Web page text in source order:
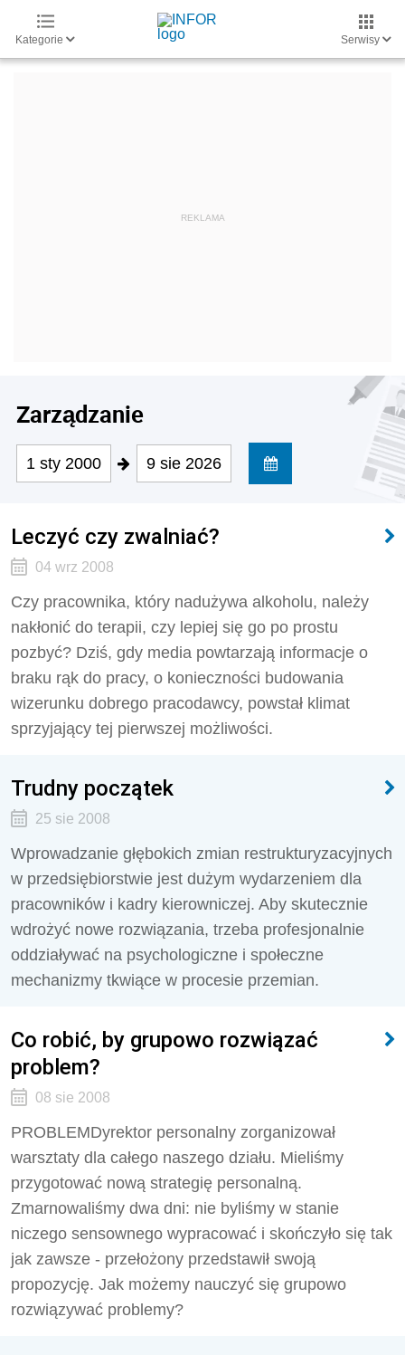
Kategorie Serwisy
Zarządzanie
1 sty 2000 9 sie 2026
Leczyć czy zwalniać?
04 wrz 2008
Czy pracownika, który nadużywa alkoholu, należy
nakłonić do terapii, czy lepiej się go po prostu
pozbyć? Dziś, gdy media powtarzają informacje o
braku rąk do pracy, o konieczności budowania
wizerunku dobrego pracodawcy, powstał klimat
sprzyjający tej pierwszej możliwości.
Trudny początek
25 sie 2008
Wprowadzanie głębokich zmian restrukturyzacyjnych
w przedsiębiorstwie jest dużym wydarzeniem dla
pracowników i kadry kierowniczej. Aby skutecznie
wdrożyć nowe rozwiązania, trzeba profesjonalnie
oddziaływać na psychologiczne i społeczne
mechanizmy tkwiące w procesie przemian.
Co robić, by grupowo rozwiązać
problem?
08 sie 2008
PROBLEMDyrektor personalny zorganizował
warsztaty dla całego naszego działu. Mieliśmy
przygotować nową strategię personalną.
Zmarnowaliśmy dwa dni: nie byliśmy w stanie
niczego sensownego wypracować i skończyło się tak
jak zawsze - przełożony przedstawił swoją
propozycję. Jak możemy nauczyć się grupowo
rozwiązywać problemy?